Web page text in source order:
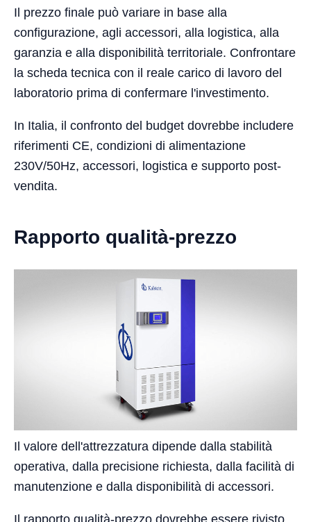
Il prezzo finale può variare in base alla
configurazione, agli accessori, alla logistica, alla
garanzia e alla disponibilità territoriale. Confrontare
la scheda tecnica con il reale carico di lavoro del
laboratorio prima di confermare l'investimento.
In Italia, il confronto del budget dovrebbe includere
riferimenti CE, condizioni di alimentazione
230V/50Hz, accessori, logistica e supporto post-
vendita.
Rapporto qualità-prezzo
Il valore dell'attrezzatura dipende dalla stabilità
operativa, dalla precisione richiesta, dalla facilità di
manutenzione e dalla disponibilità di accessori.